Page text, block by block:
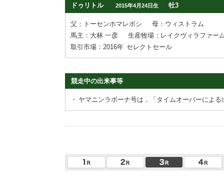
ドゥリトル
2015年4月24日生 牡3
父：トーセンホマレボシ
母：ウィストラム
馬主：大林 一彦
生産牧場：レイクヴィラファー
取引市場：2016年 セレクトセール
競走中の出来事等
・ ヤマニンラボーナ号は，「タイムオーバーによ